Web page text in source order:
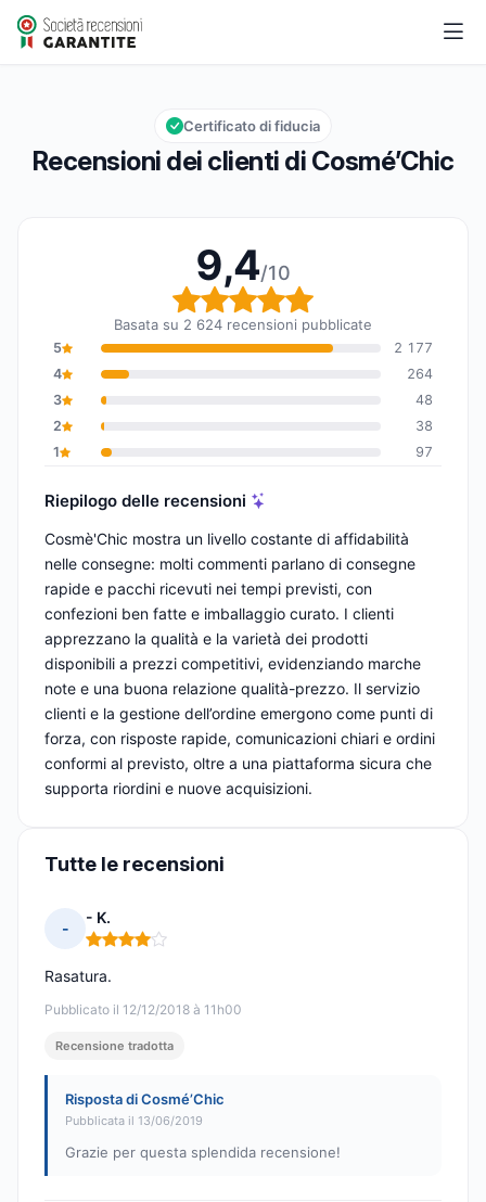
Cosmé’Chic
Valutazione globale: 9,4 su 10
9,4/10
Recensioni dei clienti di Cosmé’Chic
Certificato di fiducia
9,4/10
Valutazione globale:
Basata su 2 624 recensioni pubblicate
5
2 177
4
264
3
48
2
38
1
97
Riepilogo delle recensioni
Cosmè'Chic mostra un livello costante di affidabilità
nelle consegne: molti commenti parlano di consegne
rapide e pacchi ricevuti nei tempi previsti, con
confezioni ben fatte e imballaggio curato. I clienti
apprezzano la qualità e la varietà dei prodotti
disponibili a prezzi competitivi, evidenziando marche
note e una buona relazione qualità-prezzo. Il servizio
clienti e la gestione dell’ordine emergono come punti di
forza, con risposte rapide, comunicazioni chiari e ordini
conformi al previsto, oltre a una piattaforma sicura che
supporta riordini e nuove acquisizioni.
Tutte le recensioni
-
- K.
Nota: 4 su 5
Pubblicato il 12/12/2018 à 11h00
Rasatura.
Recensione tradotta
Risposta di Cosmé’Chic
Pubblicata il 13/06/2019
Grazie per questa splendida recensione!